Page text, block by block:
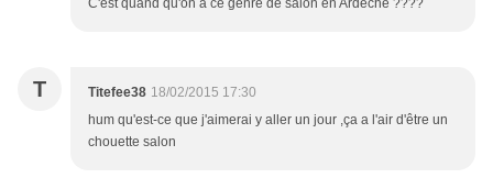
C'est quand qu'on a ce genre de salon en Ardèche ????
T Titefee38 18/02/2015 17:30
hum qu'est-ce que j'aimerai y aller un jour ,ça a l'air d'être un
chouette salon